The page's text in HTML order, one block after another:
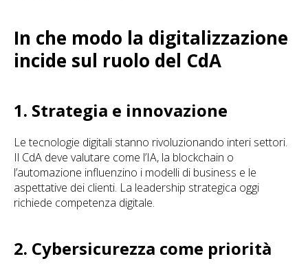
In che modo la digitalizzazione
incide sul ruolo del CdA
1. Strategia e innovazione
Le tecnologie digitali stanno rivoluzionando interi settori.
Il CdA deve valutare come l’IA, la blockchain o
l’automazione influenzino i modelli di business e le
aspettative dei clienti. La leadership strategica oggi
richiede competenza digitale.
2. Cybersicurezza come priorità